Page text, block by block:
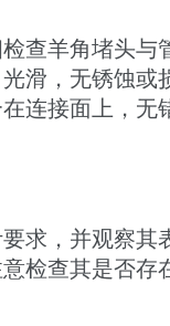
查羊角堵头与
滑，无锈蚀或
连接面上，无
求，并观察
检查其是否存